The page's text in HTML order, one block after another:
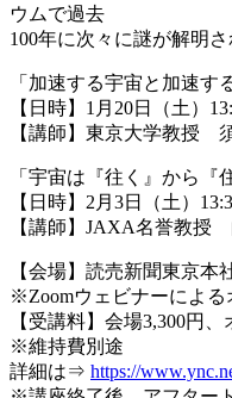
ウムで過去
100年に次々に謎が解明
「加速する宇宙と加速す
【日時】1月20日（土）
【講師】東京大学教授
「宇宙は『往く』から『
【日時】2月3日（土）
【講師】JAXA名誉教授
【会場】読売新聞東京本
※Zoomウェビナーによ
【受講料】会場3,300円、
※維持費別途
詳細は⇒ https://